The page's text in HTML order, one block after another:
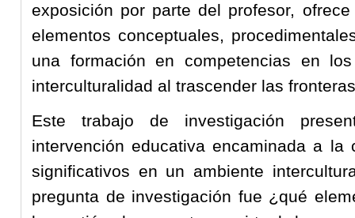
exposición por parte del profesor,
elementos conceptuales,
una formación en competencias en
interculturalidad al trascender las
Este trabajo de investigación
intervención educativa encaminada a la
significativos en un ambiente
pregunta de investigación fue ¿qué